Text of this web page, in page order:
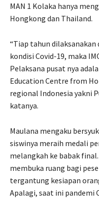
MAN 1 Kolaka hanya
Hongkong dan Thailand.
“Tiap tahun dilaksanakan
kondisi Covid-19, maka
Pelaksana pusat nya
Education Centre from
regional Indonesia yakni
katanya.
Maulana mengaku
siswinya meraih medali
melangkah ke babak
membuka ruang bagi
tergantung kesiapan
Apalagi, saat ini pandemi